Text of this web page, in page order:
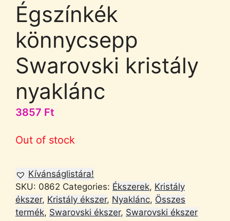
Égszínkék
könnycsepp
Swarovski kristály
nyaklánc
3857 Ft
Out of stock
Kívánságlistára!
SKU: 0862 Categories: Ékszerek, Kristály
ékszer, Kristály ékszer, Nyaklánc, Összes
termék, Swarovski ékszer, Swarovski ékszer